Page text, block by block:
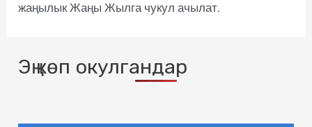
жаңылык Жаңы Жылга чукул ачылат.
Эң көп окулгандар